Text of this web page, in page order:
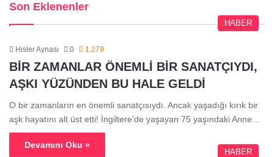
Son Eklenenler
HABER
Hisler Aynası 0 1.279
BİR ZAMANLAR ÖNEMLİ BİR SANATÇIYDI,
AŞKI YÜZÜNDEN BU HALE GELDİ
O bir zamanların en önemli sanatçısıydı. Ancak yaşadığı kırık bir
aşk hayatını alt üst etti! İngiltere’de yaşayan 75 yaşındaki Anne…
Devamını Oku »
HABER